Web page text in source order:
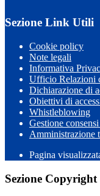
Sezione Link Utili
Cookie policy
Note legali
Informativa
Ufficio Relazioni
Dichiarazione di
Obiettivi di
Whistleblowing
Gestione
Amministrazione
Pagina
Sezione Copyright